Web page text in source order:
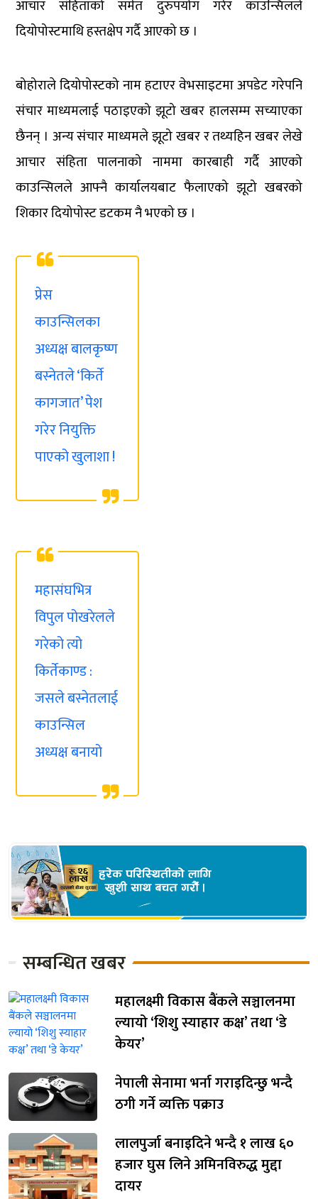
आचार संहिताको समेत दुरुपयोग गरेर काउन्सिलले
दियोपोस्टमाथि हस्तक्षेप गर्दै आएको छ ।
बोहोराले दियोपोस्टको नाम हटाएर वेभसाइटमा अपडेट गरेपनि
संचार माध्यमलाई पठाइएको झूटो खबर हालसम्म सच्याएका
छैनन् । अन्य संचार माध्यमले झूटो खबर र तथ्यहिन खबर लेखे
आचार संहिता पालनाको नाममा कारबाही गर्दै आएको
काउन्सिलले आफ्नै कार्यालयबाट फैलाएको झूटो खबरको
शिकार दियोपोस्ट डटकम नै भएको छ ।
प्रेस
काउन्सिलका
अध्यक्ष बालकृष्ण
बस्नेतले ‘किर्ते
कागजात’ पेश
गरेर नियुक्ति
पाएको खुलाशा !
महासंघभित्र
विपुल पोखरेलले
गरेको त्यो
किर्तेकाण्ड :
जसले बस्नेतलाई
काउन्सिल
अध्यक्ष बनायो
सम्बन्धित खबर
महालक्ष्मी विकास बैंकले सञ्चालनमा
ल्यायो ‘शिशु स्याहार कक्ष’ तथा ‘डे
केयर’
नेपाली सेनामा भर्ना गराइदिन्छु भन्दै
ठगी गर्ने व्यक्ति पक्राउ
लालपुर्जा बनाइदिने भन्दै १ लाख ६०
हजार घुस लिने अमिनविरुद्ध मुद्दा
दायर